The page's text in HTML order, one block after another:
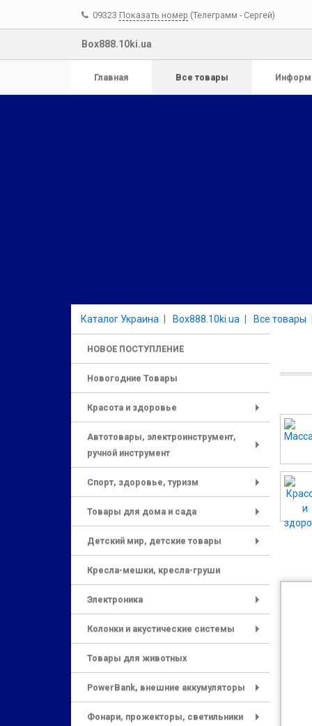
09323 Показать номер (Телеграмм - Сергей)
Box888.10ki.ua
Главная Все товары
Каталог Украина Box888.10ki.ua Все товары
НОВОЕ ПОСТУПЛЕНИЕ
Новогодние Товары
Красота и здоровье
Автотовары, электроинструмент,
ручной инструмент
Спорт, здоровье, туризм
Товары для дома и сада
Детский мир, детские товары
Кресла-мешки, кресла-груши
Электроника
Колонки и акустические системы
Товары для животных
PowerBank, внешние аккумуляторы
Фонари, прожекторы, светильники